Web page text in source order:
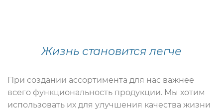
Жизнь становится легче
При создании ассортимента для нас важнее
всего функциональность продукции. Мы хотим
использовать их для улучшения качества жизни